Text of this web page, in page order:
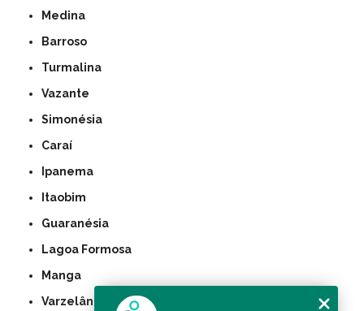
Medina
Barroso
Turmalina
Vazante
Simonésia
Caraí
Ipanema
Itaobim
Guaranésia
Lagoa Formosa
Manga
Varzelândia